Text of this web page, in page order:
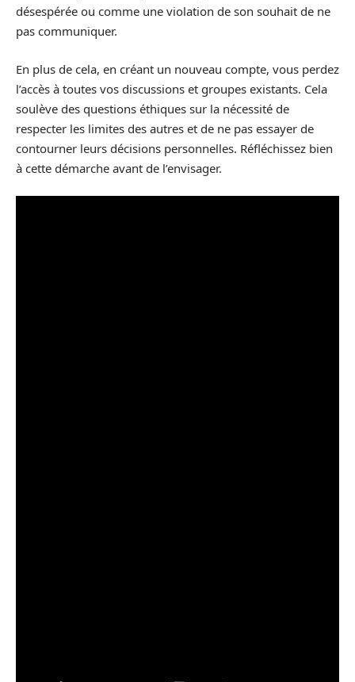
désespérée ou comme une violation de son souhait de ne
pas communiquer.
En plus de cela, en créant un nouveau compte, vous perdez
l’accès à toutes vos discussions et groupes existants. Cela
soulève des questions éthiques sur la nécessité de
respecter les limites des autres et de ne pas essayer de
contourner leurs décisions personnelles. Réfléchissez bien
à cette démarche avant de l’envisager.